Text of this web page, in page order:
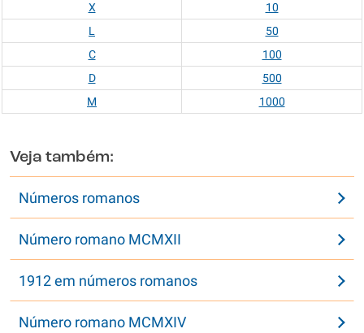
X
10
L
50
C
100
D
500
M
1000
Veja também:
Números romanos
Número romano MCMXII
1912 em números romanos
Número romano MCMXIV